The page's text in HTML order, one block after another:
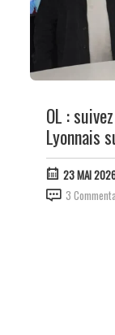
OL :
Lyonnais
23 MAI
3